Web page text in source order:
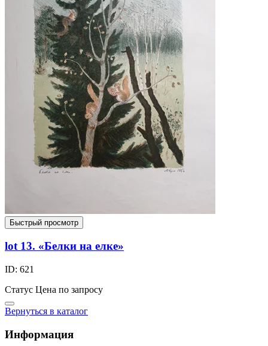
Быстрый просмотр
lot 13. «Белки на елке»
ID: 621
Статус Цена по запросу
Вернуться в каталог
Информация